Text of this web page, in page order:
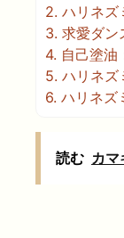
2. ハリネズ
3. 求愛ダン
4. 自己塗油
5. ハリネズ
6. ハリネズ
読む カマ